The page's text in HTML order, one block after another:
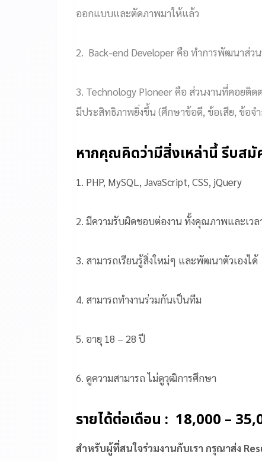
ออกแบบและตัดภาพมาให้แล้ว
2. Back-end Developer คือ ทำการพัฒนาส่ว
3. Technology Pioneer คือ ส่วนงานที่คอย
มีประสิทธิภาพยิ่งขึ้น (ศึกษาข้อดี, ข้อเสีย, ข้อจ
หากคุณคิดว่ามีสิ่งเหล่านี้ รีบสมั
1. PHP, MySQL, JavaScript, CSS, jQuery
2. มีความรับผิดชอบต่องาน ทั้งคุณภาพและเวล
3. สามารถเรียนรู้สิ่งใหม่ๆ และพัฒนาตัวเองได้
4. สามารถทำงานร่วมกันเป็นทีม
5. อายุ 18 – 28 ปี
6. ดูความสามารถ ไม่ดูวุฒิการศึกษา
รายได้ต่อเดือน : 18,000 –
สำหรับผู้ที่สนใจร่วมงานกับเรา กรุณาส่ง